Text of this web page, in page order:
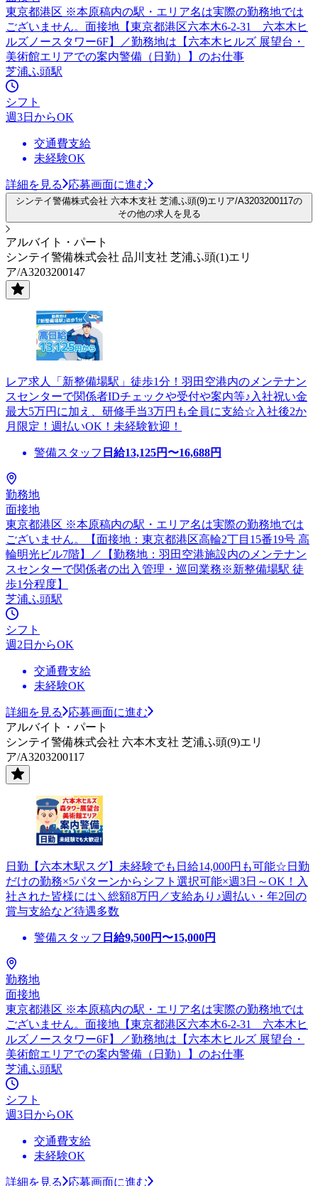
東京都港区 ※本原稿内の駅・エリア名は実際の勤務地では
ございません。面接地【東京都港区六本木6-2-31 六本木ヒ
ルズノースタワー6F】／勤務地は【六本木ヒルズ 展望台・
美術館エリアでの案内警備（日勤）】のお仕事
芝浦ふ頭駅
シフト
週3日からOK
交通費支給
未経験OK
詳細を見る 応募画面に進む
シンテイ警備株式会社 六本木支社 芝浦ふ頭(9)エリア/A3203200117の
その他の求人を見る
アルバイト・パート
シンテイ警備株式会社 品川支社 芝浦ふ頭(1)エリ
ア/A3203200147
レア求人「新整備場駅」徒歩1分！羽田空港内のメンテナン
スセンターで関係者IDチェックや受付や案内等♪入社祝い金
最大5万円に加え、研修手当3万円も全員に支給☆入社後2か
月限定！週払いOK！未経験歓迎！
警備スタッフ 日給13,125円〜16,688円
勤務地
面接地
東京都港区 ※本原稿内の駅・エリア名は実際の勤務地では
ございません。【面接地：東京都港区高輪2丁目15番19号 高
輪明光ビル7階】／【勤務地：羽田空港施設内のメンテナン
スセンターで関係者の出入管理・巡回業務※新整備場駅 徒
歩1分程度】
芝浦ふ頭駅
シフト
週2日からOK
交通費支給
未経験OK
詳細を見る
応募画面に進む
アルバイト・パート
シンテイ警備株式会社 六本木支社 芝浦ふ頭(9)エリ
ア/A3203200117
日勤【六本木駅スグ】未経験でも日給14,000円も可能☆日勤
だけの勤務×5パターンからシフト選択可能×週3日～OK！入
社された皆様には＼総額8万円／支給あり♪週払い・年2回の
賞与支給など待遇多数
警備スタッフ 日給9,500円〜15,000円
勤務地
面接地
東京都港区 ※本原稿内の駅・エリア名は実際の勤務地では
ございません。面接地【東京都港区六本木6-2-31 六本木ヒ
ルズノースタワー6F】／勤務地は【六本木ヒルズ 展望台・
美術館エリアでの案内警備（日勤）】のお仕事
芝浦ふ頭駅
シフト
週3日からOK
交通費支給
未経験OK
詳細を見る 応募画面に進む